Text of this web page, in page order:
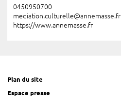
0450950700
mediation.culturelle@annemasse.fr
https://www.annemasse.fr
Plan du site
Espace presse